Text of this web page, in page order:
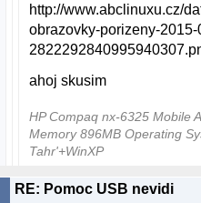
http://www.abclinuxu.cz/
obrazovky-porizeny-
ahoj skusim
HP Compaq nx-6325 Mobile
Memory 896MB Operating
Tahr'+WinXP
RE: Pomoc USB nevidi